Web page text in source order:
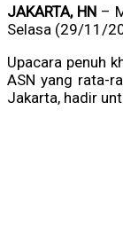
JAKARTA, HN–
Selasa (29/11/
Upacara penuh
ASN yang rata-
Jakarta, hadir